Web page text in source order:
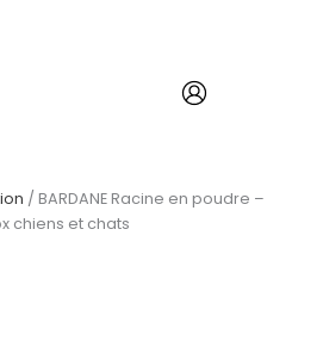
/ BARDANE Racine en poudre –
chiens et chats